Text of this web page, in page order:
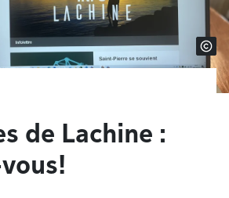
de Lachine :